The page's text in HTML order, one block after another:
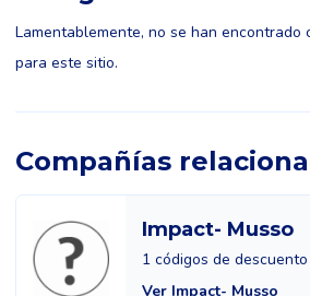
Lamentablemente, no se han encontrado
para este sitio.
Compañías
Impact- Musso
1 códigos de descuento
Ver Impact- Musso